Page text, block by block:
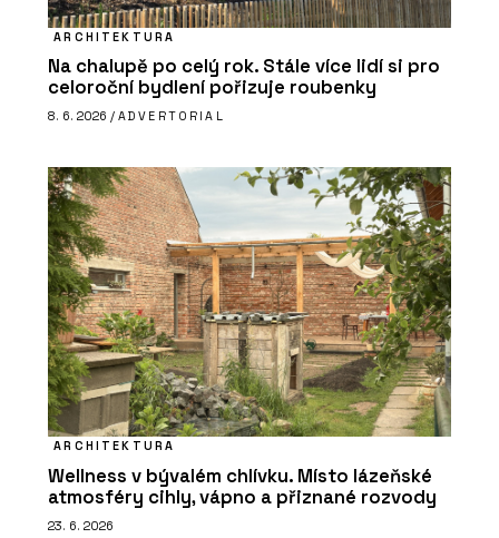
ARCHITEKTURA
Na chalupě po celý rok. Stále více lidí si pro
celoroční bydlení pořizuje roubenky
8. 6. 2026 / ADVERTORIAL
ARCHITEKTURA
Wellness v bývalém chlívku. Místo lázeňské
atmosféry cihly, vápno a přiznané rozvody
23. 6. 2026